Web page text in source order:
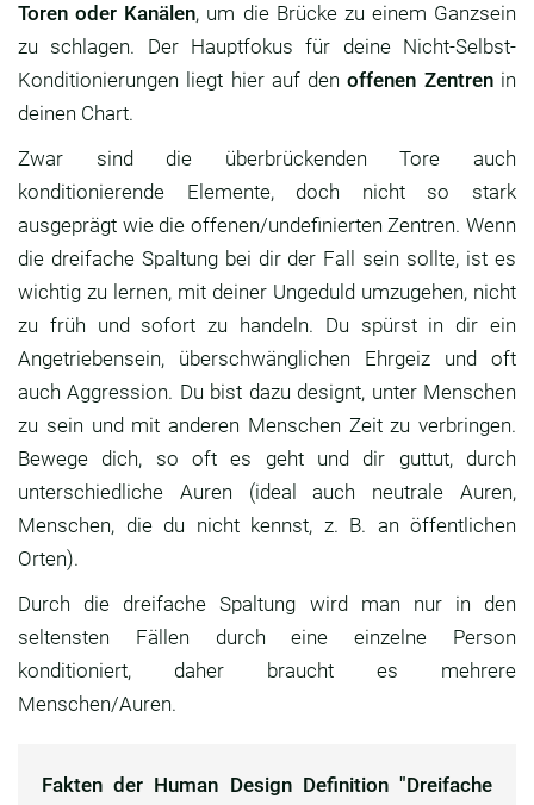
Toren oder Kanälen, um die Brücke zu einem Ganzsein
zu schlagen. Der Hauptfokus für deine Nicht-Selbst-
Konditionierungen liegt hier auf denoffenen Zentrenin
deinen Chart.
Zwar sind die überbrückenden Tore auch
konditionierende Elemente, doch nicht so stark
ausgeprägt wie die offenen/undefinierten Zentren. Wenn
die dreifache Spaltung bei dir der Fall sein sollte, ist es
wichtig zu lernen, mit deiner Ungeduld umzugehen, nicht
zu früh und sofort zu handeln. Du spürst in dir ein
Angetriebensein, überschwänglichen Ehrgeiz und oft
auch Aggression. Du bist dazu designt, unter Menschen
zu sein und mit anderen Menschen Zeit zu verbringen.
Bewege dich, so oft es geht und dir guttut, durch
unterschiedliche Auren (ideal auch neutrale Auren,
Menschen, die du nicht kennst, z. B. an öffentlichen
Orten).
Durch die dreifache Spaltung wird man nur in den
seltensten Fällen durch eine einzelne Person
konditioniert, daher braucht es mehrere
Menschen/Auren.
Fakten der Human Design Definition "Dreifache